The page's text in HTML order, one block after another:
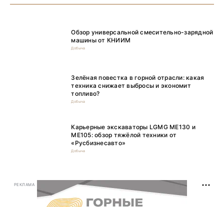
Обзор универсальной смесительно-зарядной
машины от КНИИМ
Добыча
Зелёная повестка в горной отрасли: какая
техника снижает выбросы и экономит
топливо?
Добыча
Карьерные экскаваторы LGMG ME130 и
ME105: обзор тяжёлой техники от
«Русбизнесавто»
Добыча
РЕКЛАМА